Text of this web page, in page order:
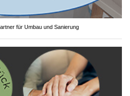
für Umbau und Sanierung